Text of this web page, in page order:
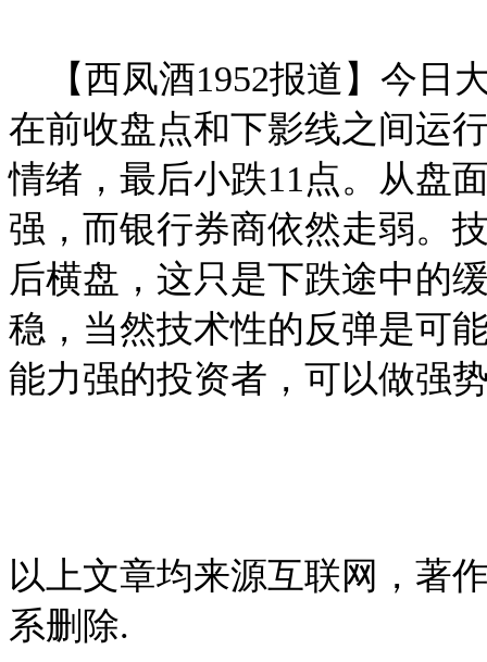
【西凤酒1952报道】今日
在前收盘点和下影线之间运
情绪，最后小跌11点。从盘
强，而银行券商依然走弱。
后横盘，这只是下跌途中的
稳，当然技术性的反弹是可
能力强的投资者，可以做强
以上文章均来源互联网，著
系删除.